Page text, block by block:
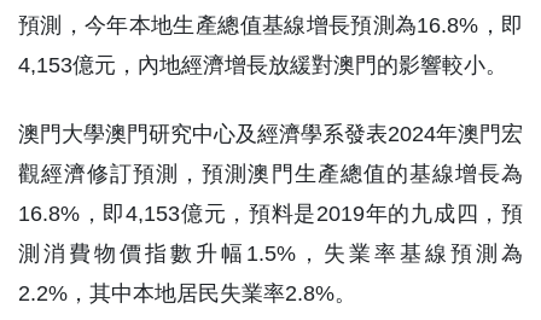
預測，今年本地生產總值基線增長預測為16.8%，即
4,153億元，內地經濟增長放緩對澳門的影響較小。
澳門大學澳門研究中心及經濟學系發表2024年澳門宏
觀經濟修訂預測，預測澳門生產總值的基線增長為
16.8%，即4,153億元，預料是2019年的九成四，預
測消費物價指數升幅1.5%，失業率基線預測為
2.2%，其中本地居民失業率2.8%。